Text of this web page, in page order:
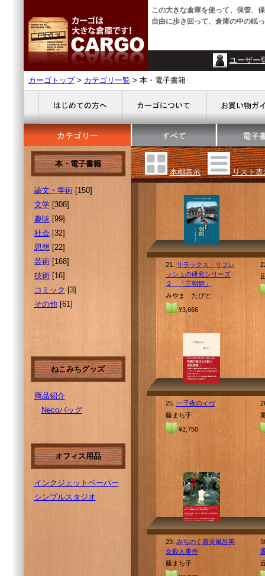
この大きな倉庫を使って、保管、
自由に歩き回って、倉庫の中の眠
ユーザー
カーゴトップ> カテゴリ一覧 > 本・電子書籍
本・電子書籍
論文・学術[150]
文学[308]
趣味[99]
社会[32]
思想 [22]
芸術[168]
技術[16]
コミック [3]
その他[61]
ねこみちグッズ
商品紹介
Necoバッグ
オフィス用品
インクジェットペーパー
シンプルスタジオ
本棚表示 リスト表
21.
リラックス・リフレ
ッシュの研究シリーズ
２ 「三朝館」
みやま たびと
¥3,666
25. 一千夜のイヴ
藤まち子
¥2,750
29. みちのく露天風呂美
女殺人事件
藤まち子